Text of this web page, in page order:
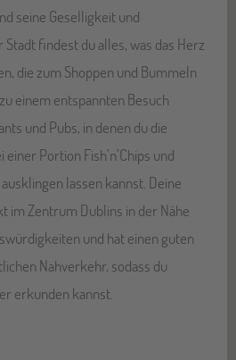
seine Geselligkeit und
findest du alles, was das Herz
die zum Shoppen und Bummeln
einem entspannten Besuch
und Pubs, in denen du die
Portion Fish’n’Chips und
lassen kannst. Deine
im Zentrum Dublins in der Nähe
und hat einen guten
Nahverkehr, sodass du
erkunden kannst.